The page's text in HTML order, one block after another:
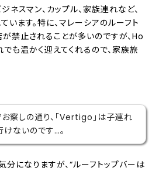
スマン、カップル、家族連れなど、
います。特に、マレーシアのルーフト
禁止されることが多いのですが、Ho
温かく迎えてくれるので、家族旅
お察しの通り、「Vertigo」は子連れ
けないのです…。
分になりますが、“ルーフトップバーは